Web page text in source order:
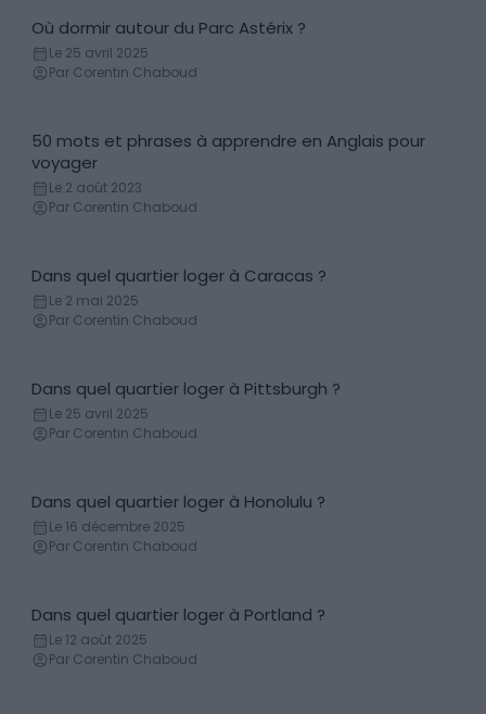
Conseils logement
Où dormir autour du Parc Astérix ?
Le 25 avril 2025
Par Corentin Chaboud
Apprendre l'Anglais
50 mots et phrases à apprendre en Anglais pour
voyager
Le 2 août 2023
Par Corentin Chaboud
Conseils logement
Dans quel quartier loger à Caracas ?
Le 2 mai 2025
Par Corentin Chaboud
Conseils logement
Dans quel quartier loger à Pittsburgh ?
Le 25 avril 2025
Par Corentin Chaboud
Conseils logement
Dans quel quartier loger à Honolulu ?
Le 16 décembre 2025
Par Corentin Chaboud
Conseils logement
Dans quel quartier loger à Portland ?
Le 12 août 2025
Par Corentin Chaboud